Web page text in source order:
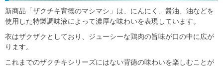
新商品「ザクチキ背徳のマシマシ」は、にんにく、醤油、油などを
使用した特製調味液によって濃厚な味わいを表現しています。
衣はザクザクとしており、ジューシーな鶏肉の旨味が口の中に広が
ります。
これまでのザクチキシリーズにはない背徳の味わいを楽しむことが